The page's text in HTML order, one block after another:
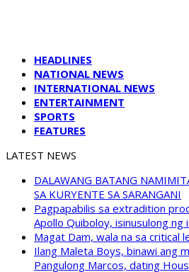
HEADLINES
NATIONAL NEWS
INTERNATIONAL NEWS
ENTERTAINMENT
SPORTS
FEATURES
LATEST NEWS
DALAWANG BATANG
SA KURYENTE SA SARANGANI
Pagpapabilis sa extradition
Apollo Quiboloy, isinusulong ng
Magat Dam, wala na sa critical
Ilang Maleta Boys, binawi ang
Pangulong Marcos, dating